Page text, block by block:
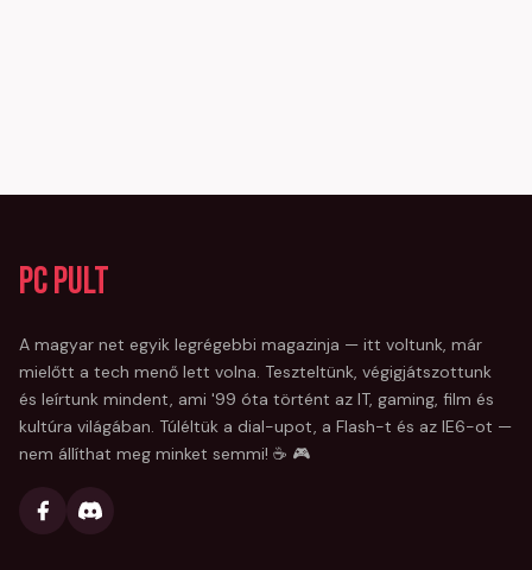
PC Pult
A magyar net egyik legrégebbi magazinja — itt voltunk, már
mielőtt a tech menő lett volna. Teszteltünk, végigjátszottunk
és leírtunk mindent, ami '99 óta történt az IT, gaming, film és
kultúra világában. Túléltük a dial-upot, a Flash-t és az IE6-ot —
nem állíthat meg minket semmi! ☕ 🎮